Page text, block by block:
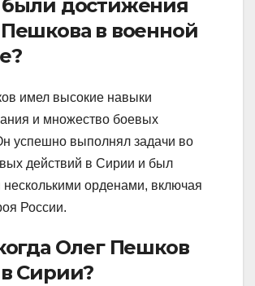
были достижения
в военной
имел высокие навыки
и множество боевых
успешно выполнял задачи во
действий в Сирии и был
несколькими орденами, включая
России.
Олег Пешков
Сирии?